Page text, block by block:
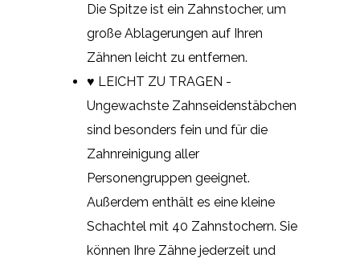
Die Spitze ist ein Zahnstocher, um
große Ablagerungen auf Ihren
Zähnen leicht zu entfernen.
♥ LEICHT ZU TRAGEN -
Ungewachste Zahnseidenstäbchen
sind besonders fein und für die
Zahnreinigung aller
Personengruppen geeignet.
Außerdem enthält es eine kleine
Schachtel mit 40 Zahnstochern. Sie
können Ihre Zähne jederzeit und